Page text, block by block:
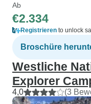
Ab
€2.334
Registrieren to unlock
Broschüre
Westliche
Explorer
4,0 (3